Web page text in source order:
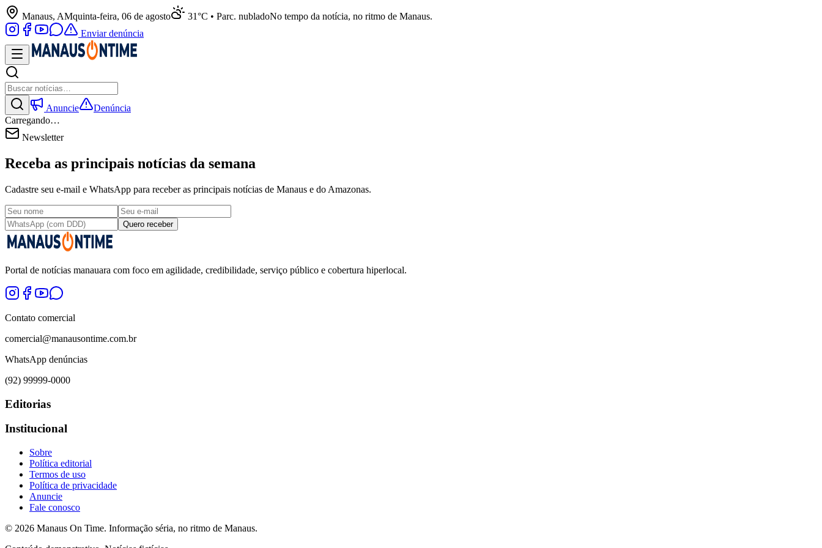
Manaus, AMquinta-feira, 06 de agosto 31°C • Parc. nubladoNo tempo da notícia, no ritmo de Manaus.
Enviar denúncia
Anuncie
Denúncia
Carregando…
Newsletter
Receba as principais notícias da semana
Cadastre seu e-mail e WhatsApp para receber as principais notícias de Manaus e do Amazonas.
Quero receber
Portal de notícias manauara com foco em agilidade, credibilidade, serviço público e cobertura hiperlocal.
Contato comercial
comercial@manausontime.com.br
WhatsApp denúncias
(92) 99999-0000
Editorias
Institucional
Sobre
Política editorial
Termos de uso
Política de privacidade
Anuncie
Fale conosco
© 2026 Manaus On Time. Informação séria, no ritmo de Manaus.